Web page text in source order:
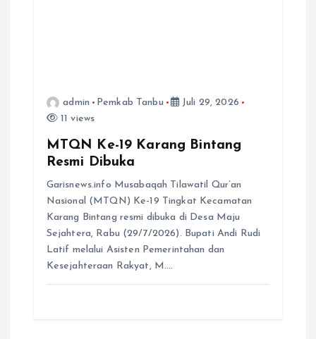
MTQN Ke-19 Karang Bintang
Resmi Dibuka
Garisnews.info Musabaqah Tilawatil Qur’an
Nasional (MTQN) Ke-19 Tingkat Kecamatan
Karang Bintang resmi dibuka di Desa Maju
Sejahtera, Rabu (29/7/2026). Bupati Andi Rudi
Kesejahteraan Rakyat, M.…